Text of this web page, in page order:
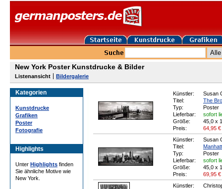
New York Poster Kunstdrucke & Bilder
Listenansicht Bildergalerie
Kategorien
Kunstdrucke
Grafiken
Poster
Fotografie
Highlights
Unter Highlights finden
Sie ähnliche Motive wie
New York.
Künstler:
Susan
Titel:
The
Typ:
Poster
Lieferbar:
sofort
Größe:
45,0 x
Preis:
64,95 €
Künstler:
Susan
Titel:
Typ:
Poster
Lieferbar:
sofort
Größe:
45,0 x
Preis:
69,95 €
Künstler: